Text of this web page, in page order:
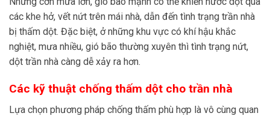
các khe hở, vết nứt trên mái nhà, dẫn đến tình trạng trần nhà
bị thấm dột. Đặc biệt, ở những khu vực có khí hậu khắc
nghiệt, mưa nhiều, gió bão thường xuyên thì tình trạng nứt,
dột trần nhà càng dễ xảy ra hơn.
Các kỹ thuật chống thấm dột cho trần nhà
Lựa chọn phương pháp chống thấm phù hợp là vô cùng quan